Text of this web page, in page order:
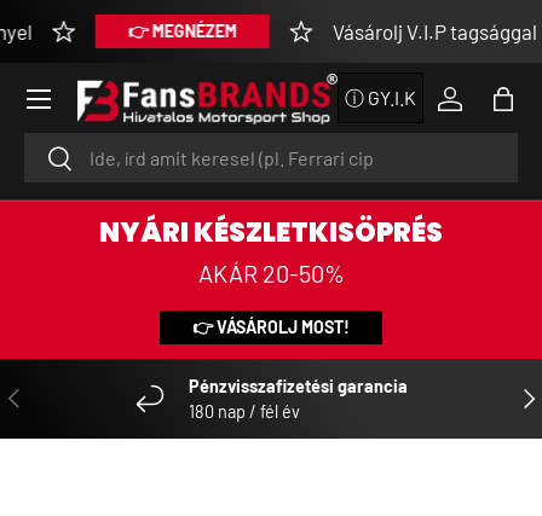
UGRÁS A TARTALOMRA
👉 MEGNÉZEM Vásárolj V.I.P tagsággal
Keresés
Keresés
ⓘ GY.I.K
Menü
NYÁRI KÉSZLETKISÖPRÉS
AKÁR 20-50%
👉 VÁSÁROLJ MOST!
ELŐZŐ
Pénzvisszafizetési garancia
180 nap / fél év